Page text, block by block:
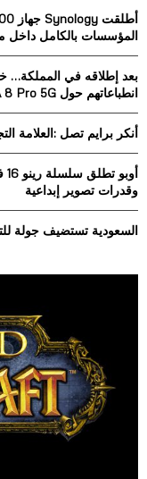
h
f
:
المؤسسات بالكامل داخل
بعد إطلاقه في المملكة…
انطباعاتهم حول TECNO POVA 8 Pro 5G
أنكر برايم تصل :العلامة
وقدرات تصوير إبداعية
السعودية تستضيف جولة